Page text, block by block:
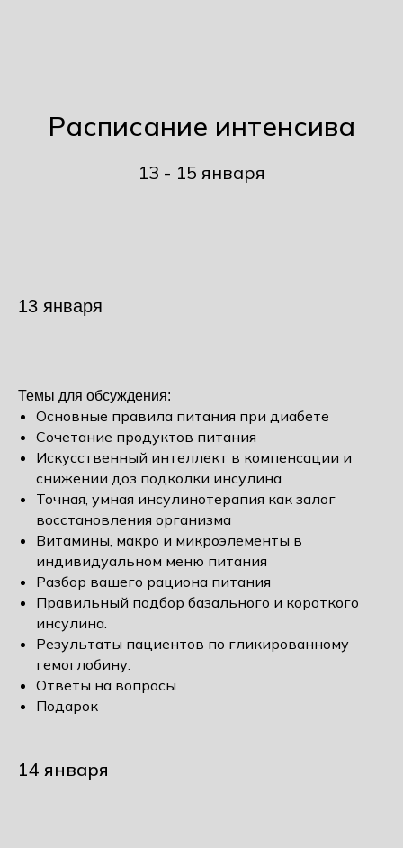
Расписание интенсива
13 - 15 января
13 января
Темы для обсуждения:
Основные правила питания при диабете
Сочетание продуктов питания
Искусственный интеллект в компенсации и
снижении доз подколки инсулина
Точная, умная инсулинотерапия как залог
восстановления организма
Витамины, макро и микроэлементы в
индивидуальном меню питания
Разбор вашего рациона питания
Правильный подбор базального и короткого
инсулина.
Результаты пациентов по гликированному
гемоглобину.
Ответы на вопросы
Подарок
14 января